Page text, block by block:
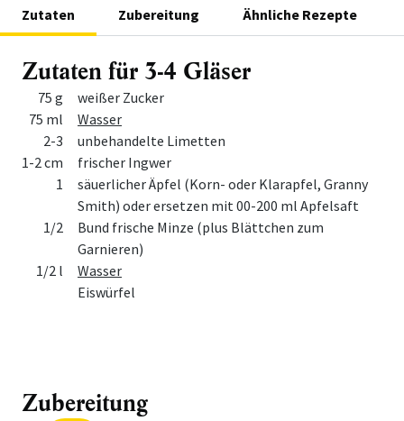
Zutaten Zubereitung Ähnliche Rezepte
Zutaten für 3-4 Gläser
Menge Zutat
75 g
weißer Zucker
75 ml
Wasser
2-3
unbehandelte Limetten
1-2 cm
frischer Ingwer
1
säuerlicher Äpfel (Korn- oder Klarapfel, Granny
Smith) oder ersetzen mit 00-200 ml Apfelsaft
1/2
Bund frische Minze (plus Blättchen zum
Garnieren)
1/2 l
Wasser
Eiswürfel
Zubereitung